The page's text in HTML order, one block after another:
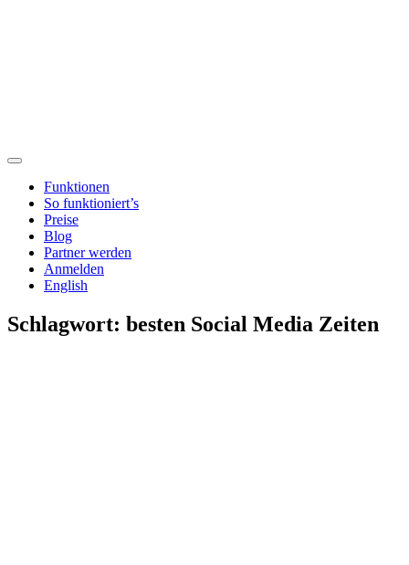
Funktionen
So funktioniert’s
Preise
Blog
Partner werden
Anmelden
English
Schlagwort: besten Social Media Zeiten